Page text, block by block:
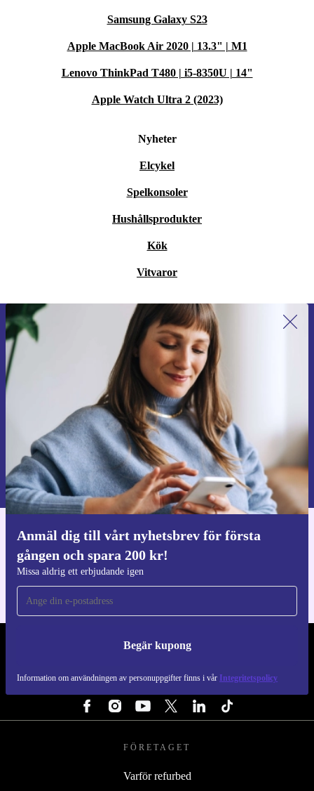
Samsung Galaxy S23
Apple MacBook Air 2020 | 13.3" | M1
Lenovo ThinkPad T480 | i5-8350U | 14"
Apple Watch Ultra 2 (2023)
Nyheter
Elcykel
Spelkonsoler
Hushållsprodukter
Kök
Vitvaror
Anmäl dig till vårt nyhetsbrev för första
gången och spara 200 kr!
Missa aldrig ett erbjudande igen
Begär kupong
Information om användningen av personuppgifter finns i vår Integritetspolicy
Anmäl dig till vårt nyhetsbrev för
första gången och spara 200 kr!
Missa aldrig ett erbjudande igen.
Begär kupong
Information om användningen av personuppgifter finns i vår
Integritetspolicy
Ladda ner refurbed appen
För iOS och Android
REFURBED SVERIGE - RETHINK NEW.
FÖLJ OSS
FÖRETAGET
Varför refurbed